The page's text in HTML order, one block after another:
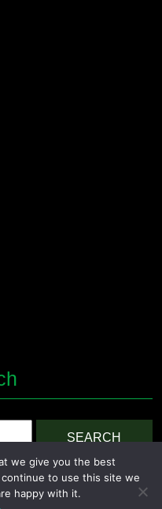
we give you the best
to use this site we
happy with it.